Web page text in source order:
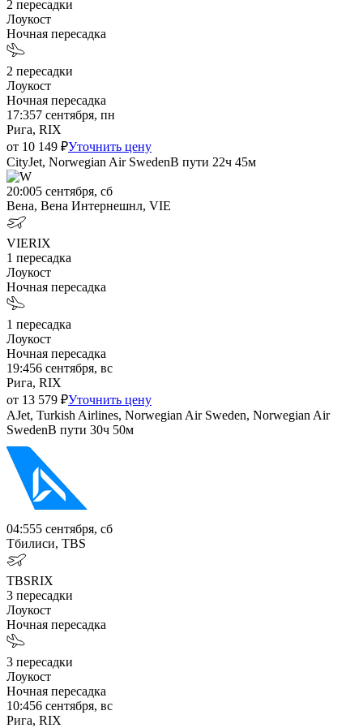
2 пересадки
Лоукост
Ночная пересадка
2 пересадки
Лоукост
Ночная пересадка
17:357 сентября, пн
Рига, RIX
от 10 149 ₽Уточнить цену
CityJet, Norwegian Air SwedenВ пути 22ч 45м
20:005 сентября, сб
Вена, Вена Интернешнл, VIE
VIERIX
1 пересадка
Лоукост
Ночная пересадка
1 пересадка
Лоукост
Ночная пересадка
19:456 сентября, вс
Рига, RIX
от 13 579 ₽Уточнить цену
AJet, Turkish Airlines, Norwegian Air Sweden, Norwegian Air
SwedenВ пути 30ч 50м
04:555 сентября, сб
Тбилиси, TBS
TBSRIX
3 пересадки
Лоукост
Ночная пересадка
3 пересадки
Лоукост
Ночная пересадка
10:456 сентября, вс
Рига, RIX